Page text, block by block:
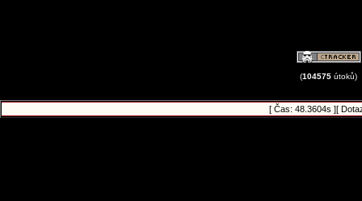
(104575 útoků)
[ Čas: 48.3604s ][